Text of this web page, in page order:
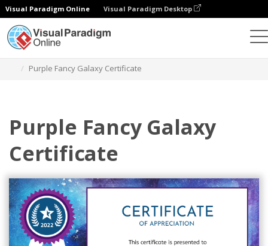
Visual Paradigm Online Visual Paradigm Desktop
Purple Fancy Galaxy Certificate
Purple Fancy Galaxy
Certificate